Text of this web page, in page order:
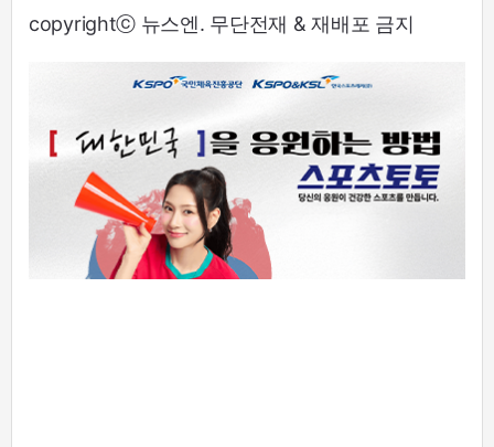
copyrightⓒ 뉴스엔. 무단전재 & 재배포 금지